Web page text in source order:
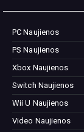
PC Naujienos
PS Naujienos
Xbox Naujienos
Switch Naujienos
Wii U Naujienos
Video Naujienos